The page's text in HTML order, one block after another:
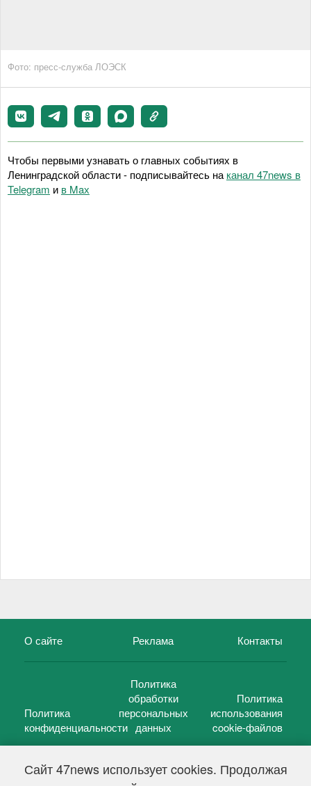
Сайт 47news использует cookies. Продолжая
Фото: пресс-служба ЛОЭСК
Чтобы первыми узнавать о главных событиях в
Ленинградской области - подписывайтесь наканал 47news в
Telegram и в Maх
О сайте Реклама Контакты
Политика
конфиденциальности
Политика
обработки
персональных
данных
Политика
использования
cookie-файлов